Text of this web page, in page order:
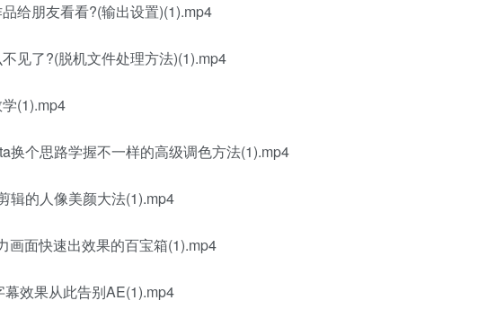
给朋友看看?(输出设置)(1).mp4
见了?(脱机文件处理方法)(1).mp4
(1).mp4
换个思路学握不一样的高级调色方法(1).mp4
辑的人像美颜大法(1).mp4
画面快速出效果的百宝箱(1).mp4
效果从此告别AE(1).mp4